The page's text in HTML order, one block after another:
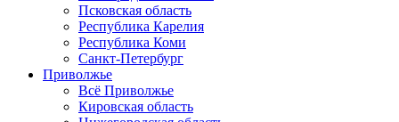
Псковская область
Республика Карелия
Республика Коми
Санкт-Петербург
Приволжье
Всё Приволжье
Кировская область